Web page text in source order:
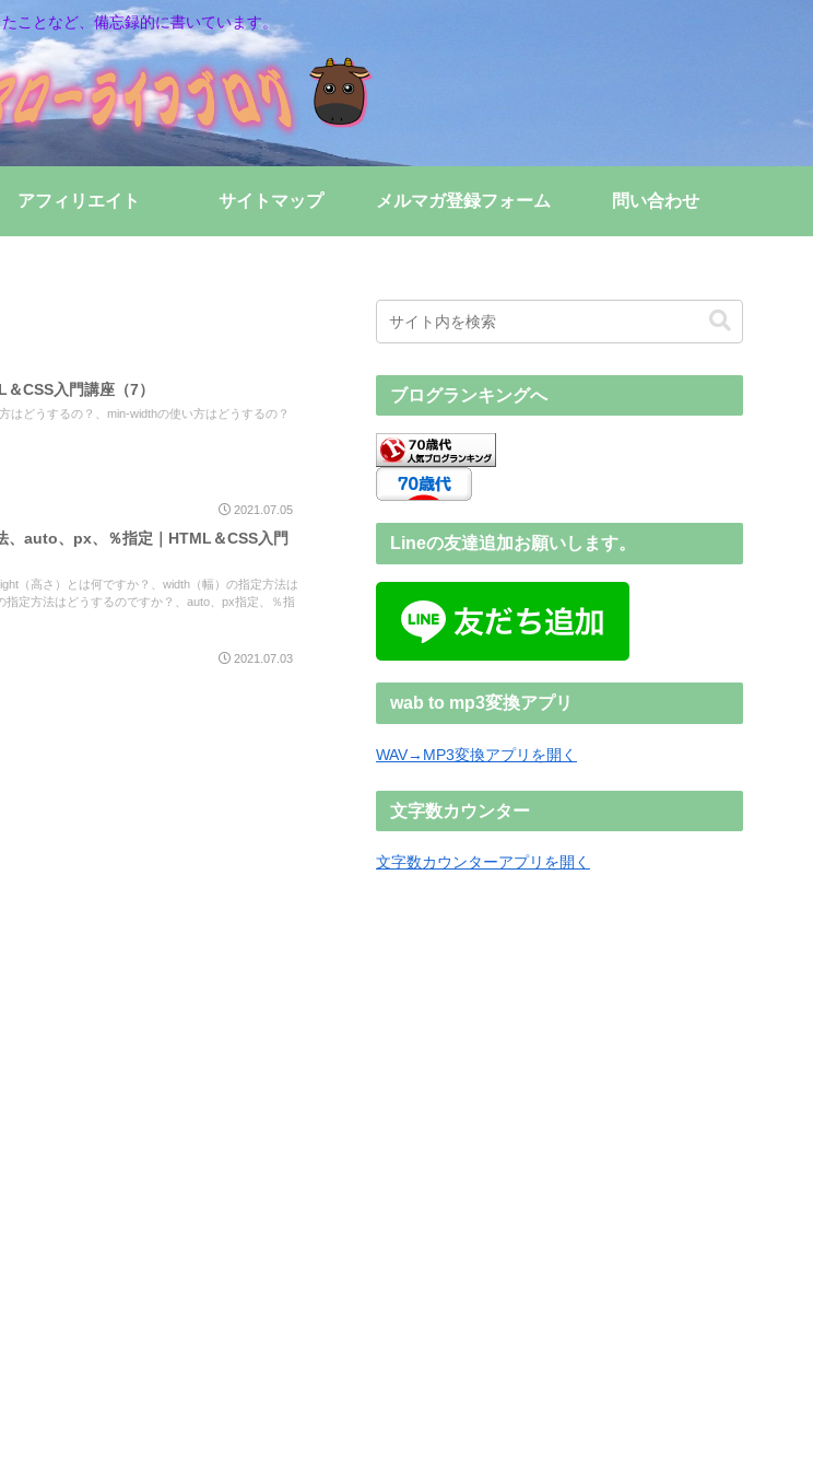
ことなど、備忘録的に書いています。
アフィリエイト サイトマップ メルマガ登録フォーム 問い合わせ
CSS入門講座（7）
はどうするの？、min-widthの使い方はどうするの？
2021.07.05
、auto、px、％指定｜HTML＆CSS入門
（高さ）とは何ですか？、width（幅）の指定方法は
定方法はどうするのですか？、auto、px指定、％指
2021.07.03
ブログランキングへ
Lineの友達追加お願いします。
wab to mp3変換アプリ
WAV→MP3変換アプリを開く
文字数カウンター
文字数カウンターアプリを開く